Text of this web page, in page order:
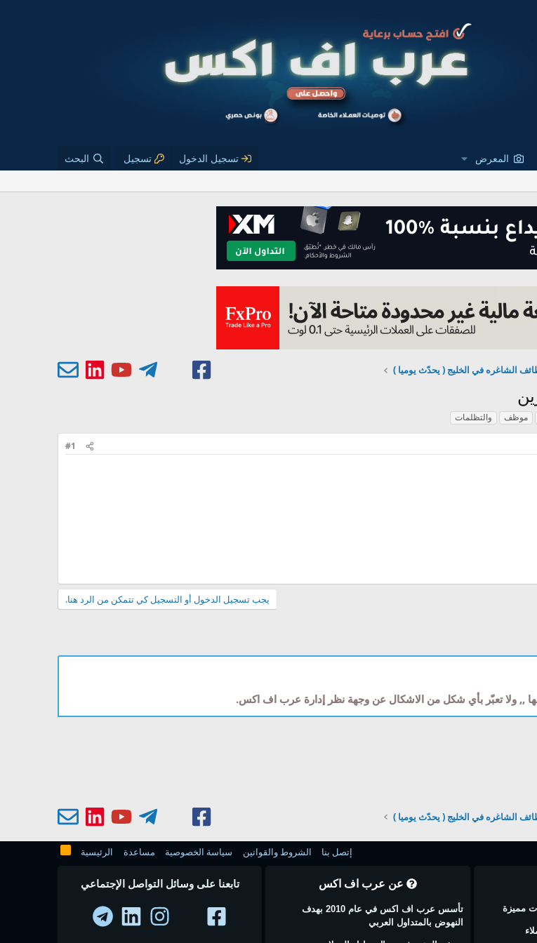
المعرض تسجيل الدخول تسجيل البحث
الشاغره في الخليج ( يحدّث يوميا )
موظف والتظلمات
#1
يجب تسجيل الدخول أو التسجيل كي تتمكن من الرد هنا.
,, ولا تعبّر بأي شكل من الاشكال عن وجهة نظر إدارة عرب اف اكس.
الشاغره في الخليج ( يحدّث يوميا )
إتصل بنا الشروط والقوانين سياسة الخصوصية مساعدة الرئيسية
مميزة
عن عرب اف اكس
تأسس عرب اف اكس في عام 2010 بهدف
النهوض بالمتداول العربي
تابعنا على وسائل التواصل الإجتماعي